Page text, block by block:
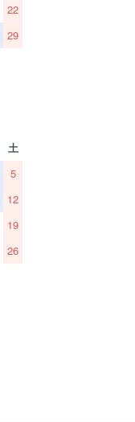
22
29
土
5
12
19
26